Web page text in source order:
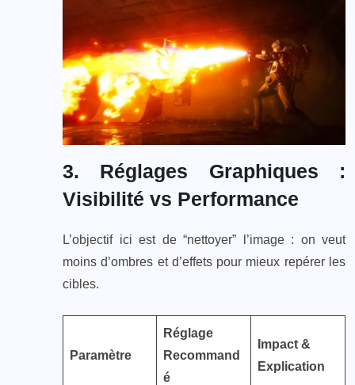
3. Réglages Graphiques :
Visibilité vs Performance
L’objectif ici est de “nettoyer” l’image : on veut
moins d’ombres et d’effets pour mieux repérer les
cibles.
Paramètre
Réglage
Recommand
é
Impact &
Explication